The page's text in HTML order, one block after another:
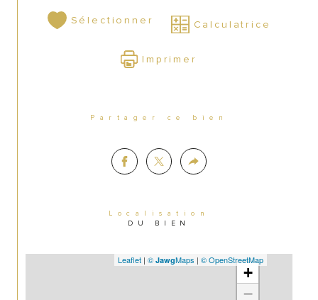
Sélectionner Calculatrice
Imprimer
Partager ce bien
Localisation
DU BIEN
+
−
Leaflet | © JawgMaps | © OpenStreetMap